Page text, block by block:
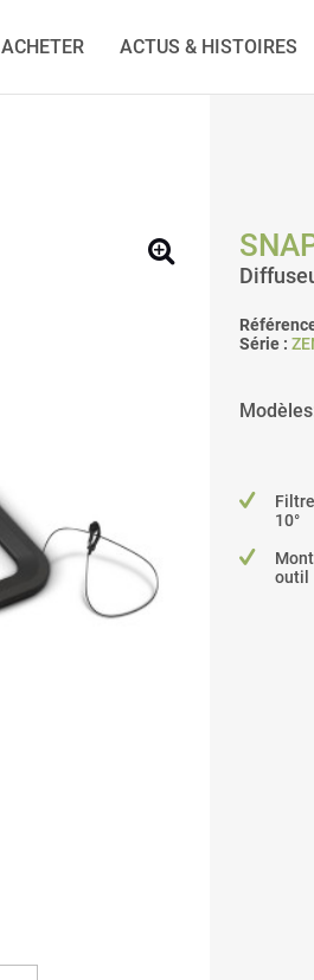
ACHETER ACTUS & HISTOIRES
Série :
10°
outil